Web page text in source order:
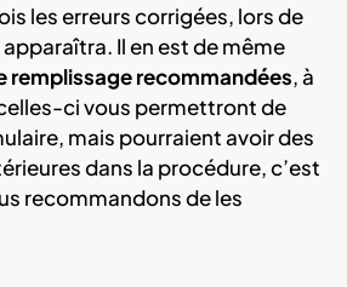
les erreurs corrigées, lors de
apparaîtra. Il en est de même
remplissage recommandées, à
ci vous permettront de
mais pourraient avoir des
dans la procédure, c’est
recommandons de les